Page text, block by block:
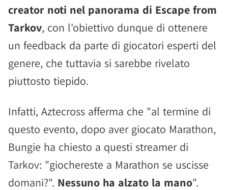
creator noti nel panorama di Escape from
Tarkov, con l'obiettivo dunque di ottenere
un feedback da parte di giocatori esperti del
genere, che tuttavia si sarebbe rivelato
piuttosto tiepido.
Infatti, Aztecross afferma che "al termine di
questo evento, dopo aver giocato Marathon,
Bungie ha chiesto a questi streamer di
Tarkov: "giochereste a Marathon se uscisse
domani?". Nessuno ha alzato la mano".